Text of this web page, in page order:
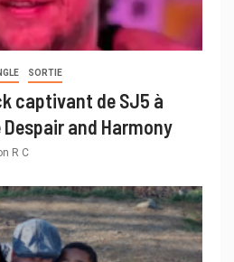
SORTIE
captivant de SJ5 à
and Harmony
R C